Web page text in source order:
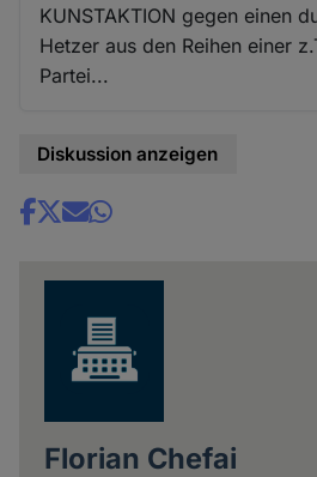
KUNSTAKTION gegen einen
Hetzer aus den Reihen einer
Partei...
Diskussion anzeigen
Share
Florian Chefai